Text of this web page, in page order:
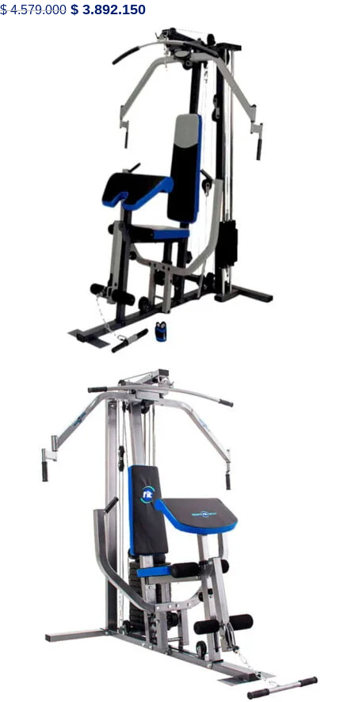
$4.579.000 $ 3.892.150